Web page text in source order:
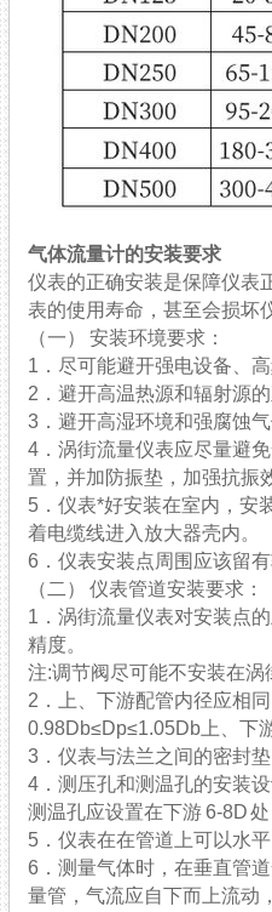
气体流量计的安装要求
仪表的正确安装是保障仪表正
表的使用寿命，甚至会损坏
（一） 安装环境要求：
1．尽可能避开强电设备、
2．避开高温热源和辐射源的直
3．避开高湿环境和强腐蚀气体
4．涡街流量仪表应尽量避免
置，并加防振垫，加强抗振效果
5．仪表*好安装在室内，
着电缆线进入放大器壳内。
6．仪表安装点周围应该留有较
（二） 仪表管道安装要求：
1．涡街流量仪表对安装点的
精度。
注:调节阀尽可能不安装在涡
2．上、下游配管内径应相
0.98Db≤Dp≤1.05Db上、
3．仪表与法兰之间的密封垫
4．测压孔和测温孔的安装设计
测温孔应设置在下游 6-8D 处，
5．仪表在在管道上可以水平
6．测量气体时，在垂直管
量管，气流应自下而上流动